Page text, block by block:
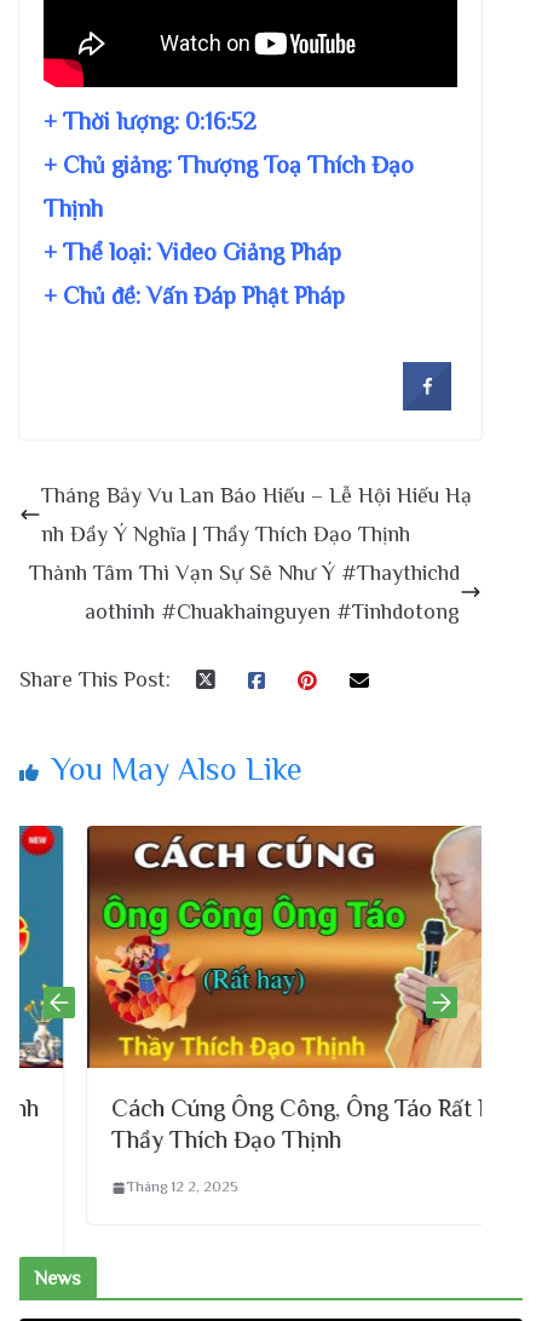
+ Thời lượng: 0:16:52
+ Chủ giảng: Thượng Toạ Thích Đạo
Thịnh
+ Thể loại: Video Giảng Pháp
+ Chủ đề:Vấn Đáp Phật Pháp
Tháng Bảy Vu Lan Báo Hiếu – Lễ Hội Hiếu Hạ
nh Đầy Ý Nghĩa | Thầy Thích Đạo Thịnh
Thành Tâm Thì Vạn Sự Sẽ Như Ý #Thaythichd
aothinh #Chuakhainguyen #Tinhdotong
Share This Post:
You May Also Like
Cách Cúng Ông Công, Ông Táo Rất Hay|
Thầy Thích Đạo Thịnh
Tháng 12 2, 2025
News